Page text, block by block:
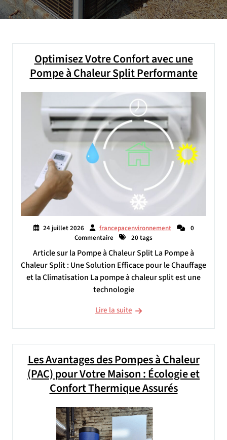
Optimisez Votre Confort avec une
Pompe à Chaleur Split Performante
24 juillet 2026 francepacenvironnement
0
Commentaire
20 tags
Article sur la Pompe à Chaleur Split La Pompe à
Chaleur Split : Une Solution Efficace pour le Chauffage
et la Climatisation La pompe à chaleur split est une
technologie
Lire la suite
Les Avantages des Pompes à Chaleur
(PAC) pour Votre Maison : Écologie et
Confort Thermique Assurés